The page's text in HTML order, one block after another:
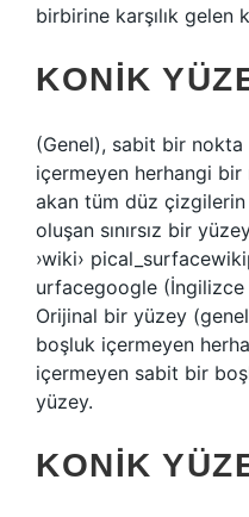
birbirine karşılık gelen
KONIK
(Genel), sabit bir
içermeyen herhangi
akan tüm düz
oluşan sınırsız bir
›wiki›
urfacegoogle
Orijinal bir yüzey
boşluk içermeyen
içermeyen sabit bir
yüzey.
KONIK